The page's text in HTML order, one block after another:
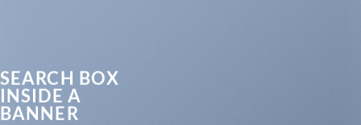
SEARCH BOX
INSIDE A
BANNER